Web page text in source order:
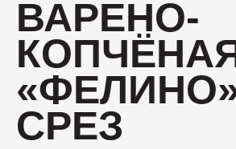
Нарезка Индейка
70
Колбаса сырокопчёная
260
ВАРЕНО-
СРЕЗ